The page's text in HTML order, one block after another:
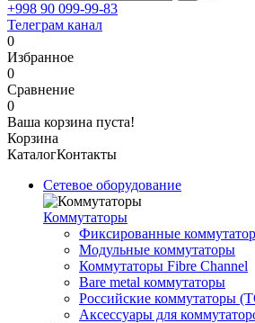
+998 90 099-99-83
Телеграм канал
0
Избранное
0
Сравнение
0
Ваша корзина пуста!
Корзина
КаталогКонтакты
Сетевое оборудование
Коммутаторы
Фиксированные
Модульные коммутаторы
Коммутаторы Fibre Channel
Bare metal коммутаторы
Российские коммутаторы
Аксессуары для